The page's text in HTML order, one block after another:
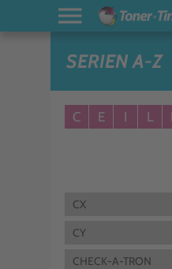
SERIEN A-Z
C E I L
CX
CY
CHECK-A-TRON